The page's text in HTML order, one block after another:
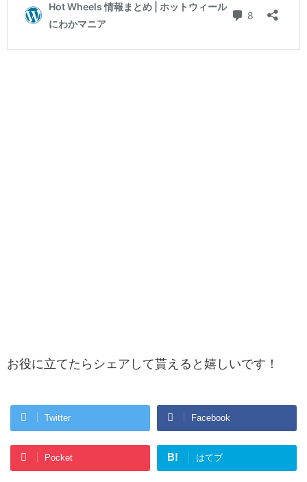
お役に立てたらシェアして貰えると嬉しいです！
Twitter Facebook
Pocket B! はてブ